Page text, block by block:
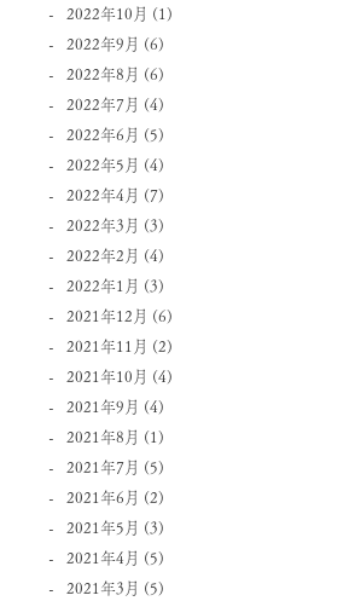
2022年10月 (1)
2022年9月 (6)
2022年8月 (6)
2022年7月 (4)
2022年6月 (5)
2022年5月 (4)
2022年4月 (7)
2022年3月 (3)
2022年2月 (4)
2022年1月 (3)
2021年12月 (6)
2021年11月 (2)
2021年10月 (4)
2021年9月 (4)
2021年8月 (1)
2021年7月 (5)
2021年6月 (2)
2021年5月 (3)
2021年4月 (5)
2021年3月 (5)